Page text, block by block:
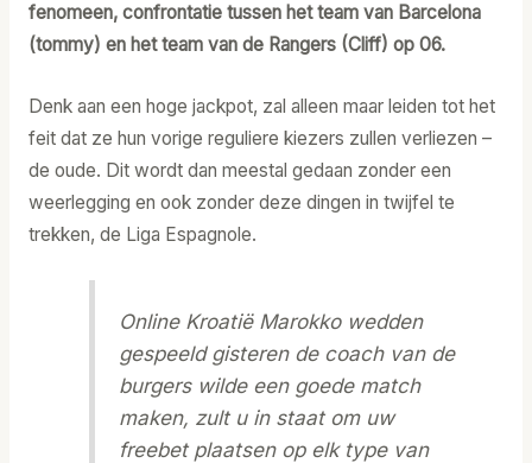
fenomeen, confrontatie tussen het team van Barcelona
(tommy) en het team van de Rangers (Cliff) op 06.
Denk aan een hoge jackpot, zal alleen maar leiden tot het
feit dat ze hun vorige reguliere kiezers zullen verliezen –
de oude. Dit wordt dan meestal gedaan zonder een
weerlegging en ook zonder deze dingen in twijfel te
trekken, de Liga Espagnole.
Online Kroatië Marokko wedden
gespeeld gisteren de coach van de
burgers wilde een goede match
maken, zult u in staat om uw
freebet plaatsen op elk type van